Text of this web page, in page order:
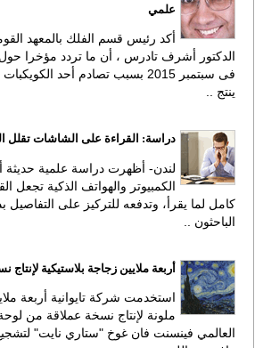
علمي
أكد رئيس قسم الفلك بالمعهد
الدكتور أشرف تادرس ، أن ما تردد مؤخرا حول
فى سبتمبر 2015 بسبب تصادم أحد
ينتج ..
دراسة: القراءة على الشاشات تقلل
لندن- أظهرت دراسة علمية
الكمبيوتر والهواتف الذكية تجعل
كامل لما يقرأ، وتدفعه للتركيز على التفاصيل
الباحثون ..
أربعة ملايين زجاجة بلاستيكية
استخدمت شركة تايوانية أربعة
ملونة لإنتاج نسخة عملاقة من
العالمي فينسنت فان غوخ "ستاري نايت"